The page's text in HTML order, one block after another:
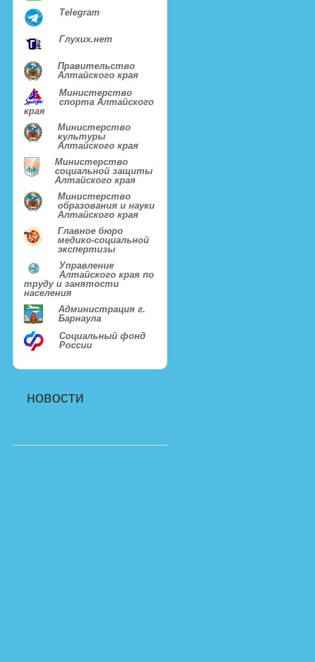
Telegram
Глухих.нет
Правительство
Алтайского края
Министерство
спорта Алтайского
края
Министерство
культуры
Алтайского края
Министерство
социальной защиты
Алтайского края
Министерство
образования и науки
Алтайского края
Главное бюро
медико-социальной
экспертизы
Управление
Алтайского края по
труду и занятости
населения
Администрация г.
Барнаула
Социальный фонд
России
новости